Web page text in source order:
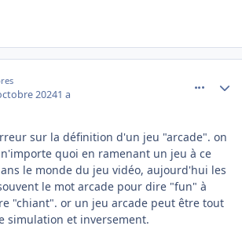
20241 a
sur la définition d'un jeu "arcade". on
quoi en ramenant un jeu à ce
le monde du jeu vidéo, aujourd'hui les
le mot arcade pour dire "fun" à
"chiant". or un jeu arcade peut être tout
simulation et inversement.